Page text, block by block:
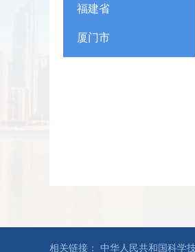
福建省
厦门市
相关链接： 中华人民共和国科学